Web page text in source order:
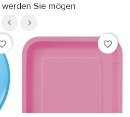
Sie mögen
favorite_border